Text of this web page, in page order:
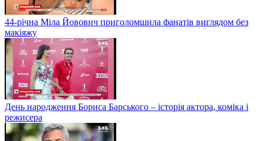
44-річна Міла Йовович приголомшила фанатів виглядом без
макіяжу
День народження Бориса Барського – історія актора, коміка і
режисера